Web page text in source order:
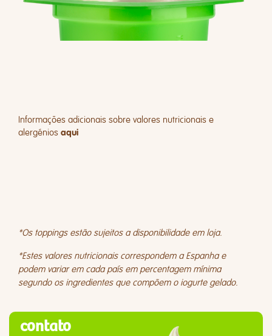
Informações adicionais sobre valores nutricionais e
alergénios aqui
*Os toppings estão sujeitos a disponibilidade em loja.
*Estes valores nutricionais correspondem a Espanha e
podem variar em cada país em percentagem mínima
segundo os ingredientes que compõem o iogurte gelado.
contato